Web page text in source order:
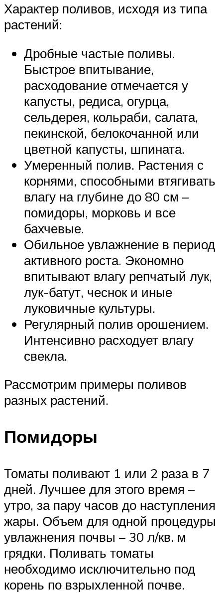
Характер поливов, исходя из типа
растений:
Дробные частые поливы.
Быстрое впитывание,
расходование отмечается у
капусты, редиса, огурца,
сельдерея, кольраби, салата,
пекинской, белокочанной или
цветной капусты, шпината.
Умеренный полив. Растения с
корнями, способными втягивать
влагу на глубине до 80 см –
помидоры, морковь и все
бахчевые.
Обильное увлажнение в период
активного роста. Экономно
впитывают влагу репчатый лук,
лук-батут, чеснок и иные
луковичные культуры.
Регулярный полив орошением.
Интенсивно расходует влагу
свекла.
Рассмотрим примеры поливов
разных растений.
Помидоры
Томаты поливают 1 или 2 раза в 7
дней. Лучшее для этого время –
утро, за пару часов до наступления
жары. Объем для одной процедуры
увлажнения почвы – 30 л/кв. м
грядки. Поливать томаты
необходимо исключительно под
корень по взрыхленной почве.